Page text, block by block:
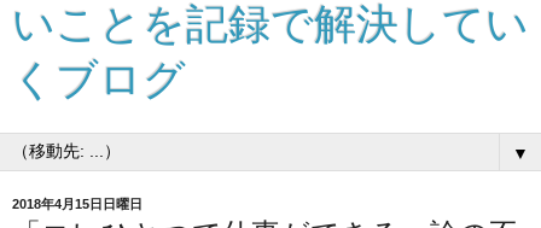
いことを記録で解決してい
くブログ
▼
2018年4月15日日曜日